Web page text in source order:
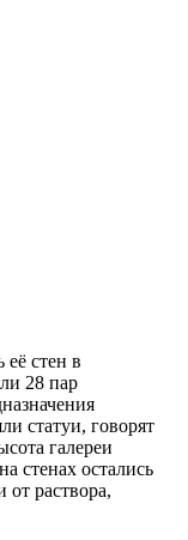
стен в
28 пар
статуи, говорят
галереи
стенах остались
раствора,